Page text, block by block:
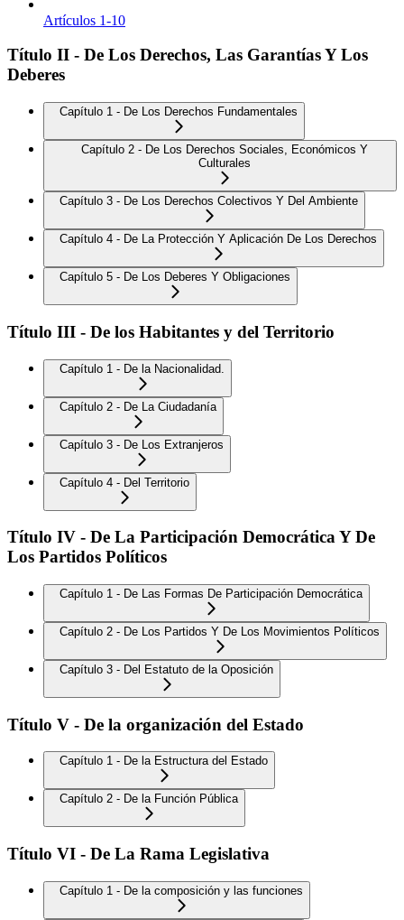
Artículos 1-10
Título II - De Los Derechos, Las Garantías Y Los
Deberes
Capítulo 1 - De Los Derechos Fundamentales
Capítulo 2 - De Los Derechos Sociales, Económicos Y
Culturales
Capítulo 3 - De Los Derechos Colectivos Y Del Ambiente
Capítulo 4 - De La Protección Y Aplicación De Los Derechos
Capítulo 5 - De Los Deberes Y Obligaciones
Título III - De los Habitantes y del Territorio
Capítulo 1 - De la Nacionalidad.
Capítulo 2 - De La Ciudadanía
Capítulo 3 - De Los Extranjeros
Capítulo 4 - Del Territorio
Título IV - De La Participación Democrática Y De
Los Partidos Políticos
Capítulo 1 - De Las Formas De Participación Democrática
Capítulo 2 - De Los Partidos Y De Los Movimientos Políticos
Capítulo 3 - Del Estatuto de la Oposición
Título V - De la organización del Estado
Capítulo 1 - De la Estructura del Estado
Capítulo 2 - De la Función Pública
Título VI - De La Rama Legislativa
Capítulo 1 - De la composición y las funciones